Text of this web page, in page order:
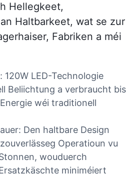
Hellegkeet,
Haltbarkeet, wat se zur
Fabriken a méi
120W LED-Technologie
Beliichtung a verbraucht bis
wéi traditionell
Den haltbare Design
Operatioun vu
wouduerch
miniméiert